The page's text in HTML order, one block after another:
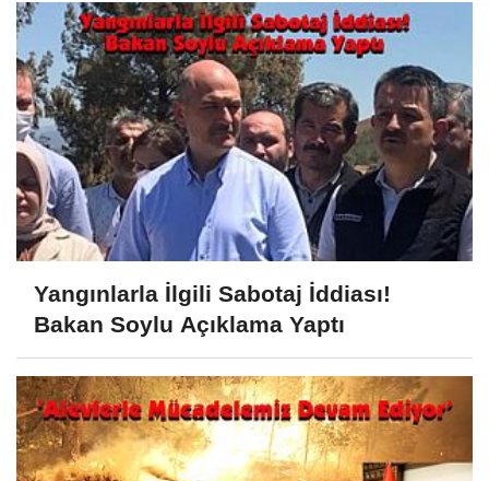
Yangınlarla İlgili Sabotaj İddiası!
Bakan Soylu Açıklama Yaptı